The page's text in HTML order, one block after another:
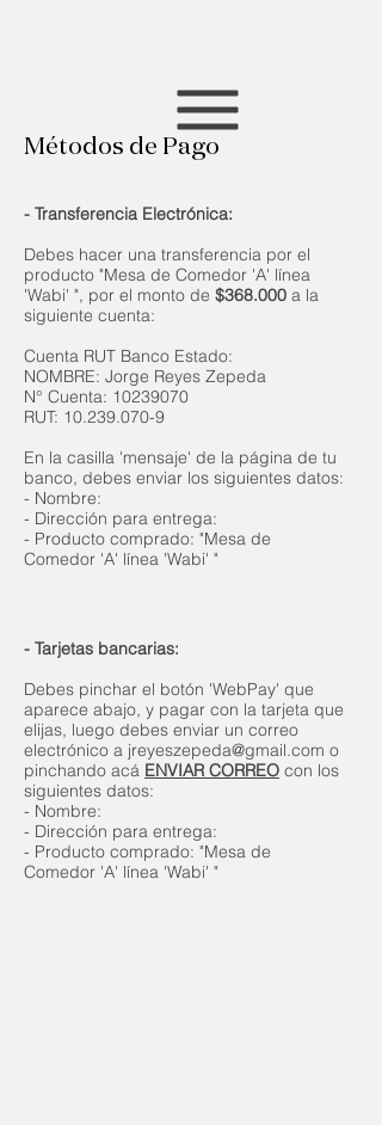
Métodos de Pago
- Transferencia Electrónica:
Debes hacer una transferencia por el
producto "Mesa de Comedor 'A' línea
'Wabi' ", por el monto de $368.000 a la
siguiente cuenta:
Cuenta RUT Banco Estado:
NOMBRE: Jorge Reyes Zepeda
N° Cuenta: 10239070
RUT: 10.239.070-9
En la casilla 'mensaje' de la página de tu
banco, debes enviar los siguientes datos:
- Nombre:
- Dirección para entrega:
- Producto comprado: "Mesa de
Comedor 'A' línea 'Wabi' "
- Tarjetas bancarias:
Debes pinchar el botón 'WebPay' que
aparece abajo, y pagar con la tarjeta que
elijas, luego debes enviar un correo
electrónico a jreyeszepeda@gmail.com o
pinchando acá ENVIAR CORREO con los
siguientes datos:
- Nombre:
- Dirección para entrega:
- Producto comprado: "Mesa de
Comedor 'A' línea 'Wabi' "